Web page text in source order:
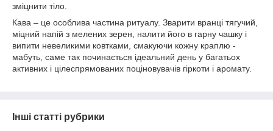
зміцнити тіло.
Кава – це особлива частина ритуалу. Зварити вранці тягучий,
міцний напій з мелених зерен, налити його в гарну чашку і
випити невеликими ковтками, смакуючи кожну краплю -
мабуть, саме так починається ідеальний день у багатьох
активних і цілеспрямованих поціновувачів гіркоти і аромату.
Інші статті рубрики